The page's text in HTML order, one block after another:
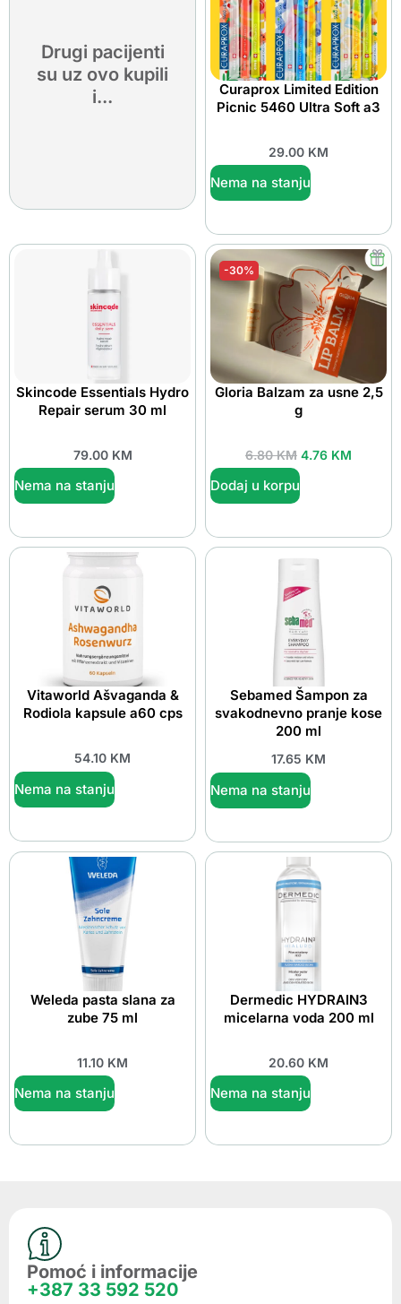
Drugi pacijenti
su uz ovo kupili
i...
Curaprox Limited Edition
Picnic 5460 Ultra Soft a3
29.00 KM
Nema na stanju
Skincode Essentials Hydro
Repair serum 30 ml
79.00 KM
Nema na stanju
-30%
Gloria Balzam za usne 2,5
g
6.80KM 4.76 KM
Dodaj u korpu
Vitaworld Ašvaganda &
Rodiola kapsule a60 cps
54.10 KM
Nema na stanju
Sebamed Šampon za
svakodnevno pranje kose
200 ml
17.65 KM
Nema na stanju
Weleda pasta slana za
zube 75 ml
11.10 KM
Nema na stanju
Dermedic HYDRAIN3
micelarna voda 200 ml
20.60 KM
Nema na stanju
Pomoć i informacije
+387 33 592 520